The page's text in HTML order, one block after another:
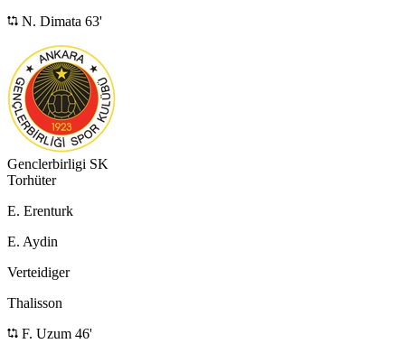
N. Dimata 63'
Genclerbirligi SK
Torhüter
E. Erenturk
E. Aydin
Verteidiger
Thalisson
F. Uzum 46'